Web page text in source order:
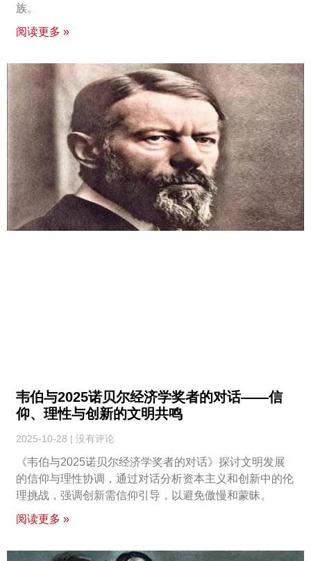
族。
阅读更多 »
韦伯与2025诺贝尔经济学奖者的对话——信
仰、理性与创新的文明共鸣
2025-10-28 没有评论
《韦伯与2025诺贝尔经济学奖者的对话》探讨文明发展
的信仰与理性协调，通过对话分析资本主义和创新中的伦
理挑战，强调创新需信仰引导，以避免傲慢和蒙昧。
阅读更多 »